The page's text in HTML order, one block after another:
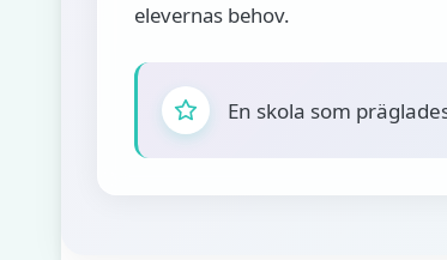
elevernas behov.
En skola som